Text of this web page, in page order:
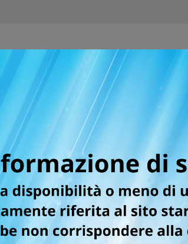
SFOGLIA ONLINE DIGISTAR
RAGNAROK
CASO
QUESTO BUNDLE CHE
SERIE!